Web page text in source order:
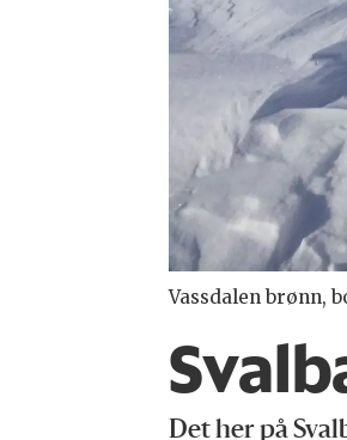
Vassdalen brønn,
Det her på